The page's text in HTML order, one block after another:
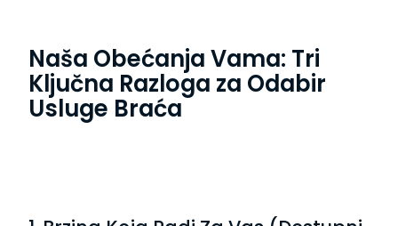
Naša Obećanja Vama: Tri
Ključna Razloga za Odabir
Usluge Braća